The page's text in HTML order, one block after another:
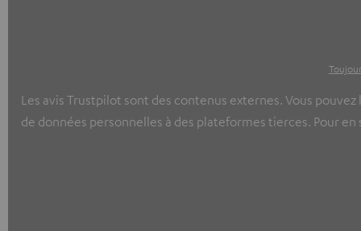
Les avis Trustpilot sont des contenus externes. Vous
de données personnelles à des plateformes tierces. Pour